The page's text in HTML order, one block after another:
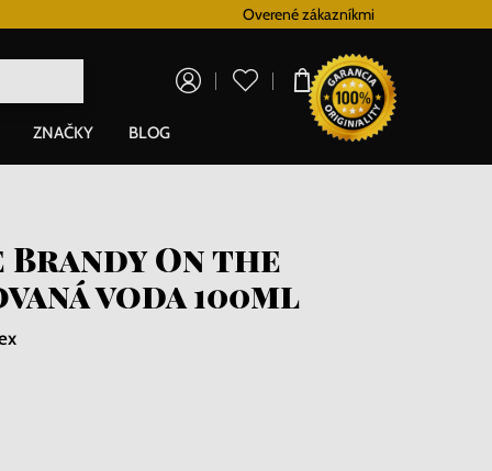
Overené zákazníkmi
0,00 €
ZNAČKY BLOG
Brandy On the
voda 100ml